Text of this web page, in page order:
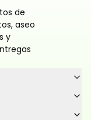
de
aseo
y